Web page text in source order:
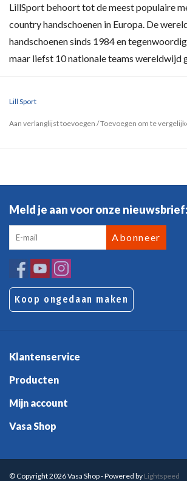
LillSport behoort tot de meest populaire
country handschoenen in Europa. De
handschoenen sinds 1984 en
maar liefst 10 nationale teams wereldwijd
Lill Sport
Aan verlanglijst toevoegen /Toevoegen om te
Meld je aan voor onze nieuwsbrief:
Abonneer
Koop ongedaan maken
Klantenservice
Producten
Mijn account
Vasa Shop
© Copyright 2026 Vasa Shop - Powered by Lightspeed